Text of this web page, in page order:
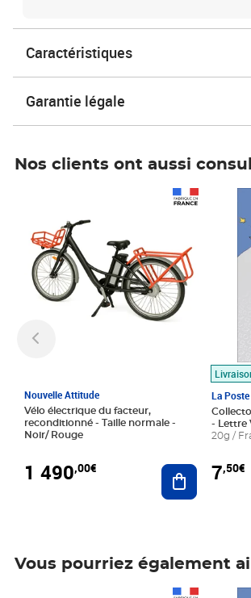
Caractéristiques
Garantie légale
Nos clients ont aussi
Nouvelle Attitude
Vélo électrique du facteur,
reconditionné - Taille normale -
Noir/ Rouge
1 490,00€ Ajouter au
La Poste
- Lettre
20g /
7,50€
Prix
Vous pourriez également